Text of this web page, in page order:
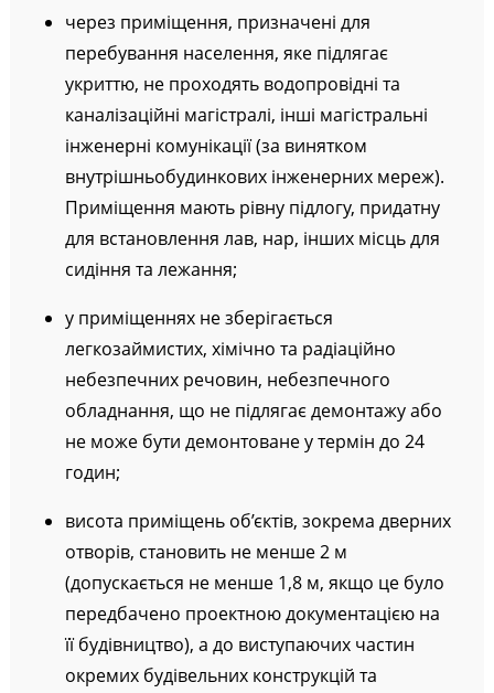
через приміщення, призначені для
перебування населення, яке підлягає
укриттю, не проходять водопровідні та
каналізаційні магістралі, інші магістральні
інженерні комунікації (за винятком
внутрішньобудинкових інженерних мереж).
Приміщення мають рівну підлогу, придатну
для встановлення лав, нар, інших місць для
сидіння та лежання;
у приміщеннях не зберігається
легкозаймистих, хімічно та радіаційно
небезпечних речовин, небезпечного
обладнання, що не підлягає демонтажу або
не може бути демонтоване у термін до 24
годин;
висота приміщень об’єктів, зокрема дверних
отворів, становить не менше 2 м
(допускається не менше 1,8 м, якщо це було
передбачено проектною документацією на
її будівництво), а до виступаючих частин
окремих будівельних конструкцій та